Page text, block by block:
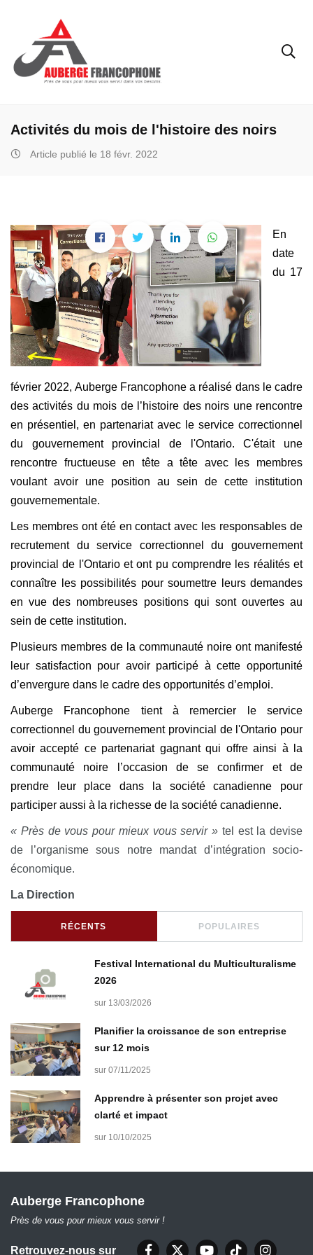
Activités du mois de l'histoire des noirs
Article publié le 18 févr. 2022
En
date
du 17
février 2022, Auberge Francophone a réalisé dans le cadre
des activités du mois de l’histoire des noirs une rencontre
en présentiel, en partenariat avec le service correctionnel
du gouvernement provincial de l'Ontario. C'était une
rencontre fructueuse en tête a tête avec les membres
voulant avoir une position au sein de cette institution
gouvernementale.
Les membres ont été en contact avec les responsables de
recrutement du service correctionnel du gouvernement
provincial de l'Ontario et ont pu comprendre les réalités et
connaître les possibilités pour soumettre leurs demandes
en vue des nombreuses positions qui sont ouvertes au
sein de cette institution.
Plusieurs membres de la communauté noire ont manifesté
leur satisfaction pour avoir participé à cette opportunité
d’envergure dans le cadre des opportunités d’emploi.
Auberge Francophone tient à remercier le service
correctionnel du gouvernement provincial de l'Ontario pour
avoir accepté ce partenariat gagnant qui offre ainsi à la
communauté noire l’occasion de se confirmer et de
prendre leur place dans la société canadienne pour
participer aussi à la richesse de la société canadienne.
« Près de vous pour mieux vous servir » tel est la devise
de l’organisme sous notre mandat d’intégration socio-
économique.
La Direction
RÉCENTS POPULAIRES
Festival International du Multiculturalisme
2026
sur 13/03/2026
Planifier la croissance de son entreprise
sur 12 mois
sur 07/11/2025
Apprendre à présenter son projet avec
clarté et impact
sur 10/10/2025
Auberge Francophone
Près de vous pour mieux vous servir !
Retrouvez-nous sur